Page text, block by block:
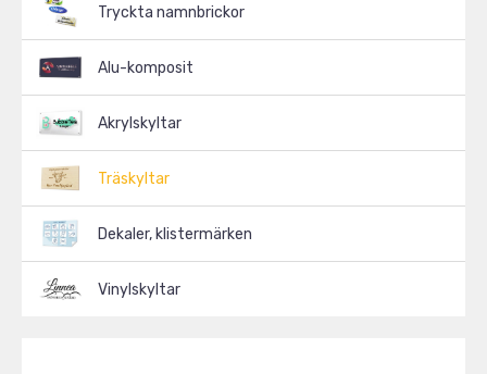
Tryckta namnbrickor
Alu-komposit
Akrylskyltar
Träskyltar
Dekaler, klistermärken
Vinylskyltar